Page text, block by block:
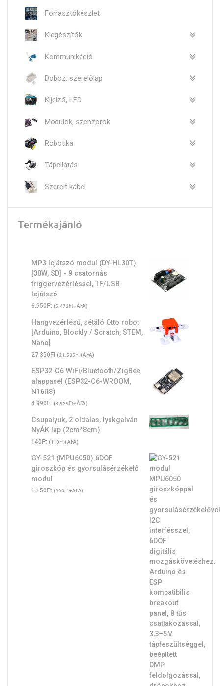
Forrasztókészlet
Kiegészítők
Kommunikáció
Doboz, szerelőlap
Kijelző, LED
Modulok, szenzorok
Robotika
Tápellátás
Szerelt kábel
Termékajánló
MP3 lejátszó modul (DY-HL30T)
[30W, SD] - 9 csatornás
triggervezérléssel, TF/USB
lejátszó
6.950Ft (5.472Ft+ÁFA)
Hangvezérlésű, sétáló Otto robot
[Arduino, Blockly / Scratch, STEM,
Nano]
27.350Ft (21.535Ft+ÁFA)
ESP32-C6 WiFi/Bluetooth/ZigBee
alappanel (ESP32-C6-WROOM,
N16R8)
4.990Ft (3.929Ft+ÁFA)
Csupalyuk, 2 oldalas, lyukgalván
NyÁK lap (2cm*8cm)
140Ft (110Ft+ÁFA)
GY-521 (MPU6050) 6DOF
giroszkóp és gyorsulásérzékelő
modul
1.150Ft (906Ft+ÁFA)